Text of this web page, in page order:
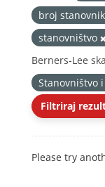
broj
stanovništvo
Berners-Lee
Stanovništvo
Filtriraj
Please try